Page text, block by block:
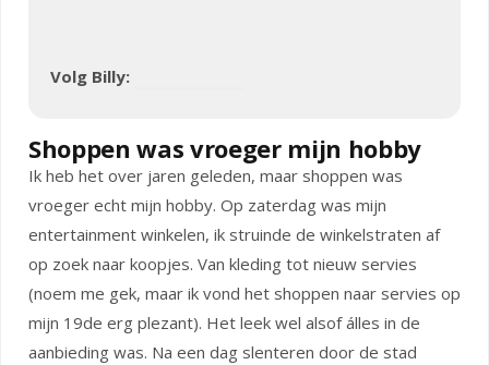
Volg Billy:
Shoppen was vroeger mijn hobby
Ik heb het over jaren geleden, maar shoppen was
vroeger echt mijn hobby. Op zaterdag was mijn
entertainment winkelen, ik struinde de winkelstraten af
op zoek naar koopjes. Van kleding tot nieuw servies
(noem me gek, maar ik vond het shoppen naar servies op
mijn 19de erg plezant). Het leek wel alsof álles in de
aanbieding was. Na een dag slenteren door de stad